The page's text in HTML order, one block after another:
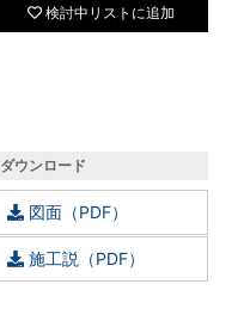
検討中リストに追加
ダウンロード
図面（PDF）
施工説（PDF）